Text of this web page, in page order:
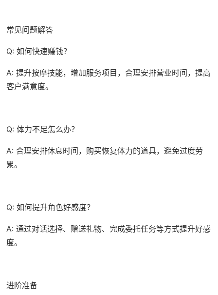
常见问题解答
Q: 如何快速赚钱？
A: 提升按摩技能，增加服务项目，合理安排营业时间，提高
客户满意度。
Q: 体力不足怎么办？
A: 合理安排休息时间，购买恢复体力的道具，避免过度劳
累。
Q: 如何提升角色好感度？
A: 通过对话选择、赠送礼物、完成委托任务等方式提升好感
度。
进阶准备